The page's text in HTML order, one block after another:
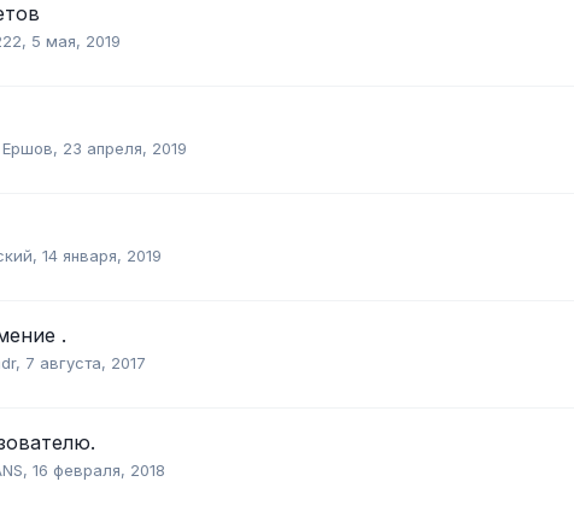
, 5 мая, 2019
, 23 апреля, 2019
, 14 января, 2019
.
, 7 августа, 2017
, 16 февраля, 2018